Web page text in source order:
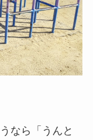
なら「うんと